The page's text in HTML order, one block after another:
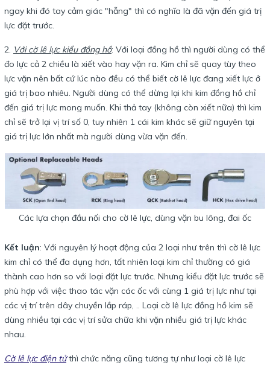
ngay khi đó tay cảm giác "hẫng" thì có nghĩa là đã vặn đến giá trị
lực đặt trước.
2. Với cờ lê lực kiểu đồng hồ: Với loại đồng hồ thì người dùng có thể
đo lực cả 2 chiều là xiết vào hay vặn ra. Kim chỉ sẽ quay tùy theo
lực vặn nên bất cứ lúc nào đều có thể biết cờ lê lực đang xiết lực ở
giá trị bao nhiêu. Người dùng có thể dừng lại khi kim đồng hồ chỉ
đến giá trị lực mong muốn. Khi thả tay (không còn xiết nữa) thì kim
chỉ sẽ trở lại vị trí số 0, tuy nhiên 1 cái kim khác sẽ giữ nguyên tại
giá trị lực lớn nhất mà người dùng vừa vặn đến.
Các lựa chọn đầu nối cho cờ lê lực, dùng vặn bu lông, đai ốc
Kết luận: Với nguyên lý hoạt động của 2 loại như trên thì cờ lê lực
kim chỉ có thể đa dụng hơn, tất nhiên loại kim chỉ thường có giá
thành cao hơn so với loại đặt lực trước. Nhưng kiểu đặt lực trước sẽ
phù hợp với việc thao tác vặn các ốc với cùng 1 giá trị lực như tại
các vị trí trên dây chuyền lắp ráp, .. Loại cờ lê lực đồng hồ kim sẽ
dùng nhiều tại các vị trí sửa chữa khi vặn nhiều giá trị lực khác
nhau.
Cờ lê lực điện tửthì chức năng cũng tương tự như loại cờ lê lực